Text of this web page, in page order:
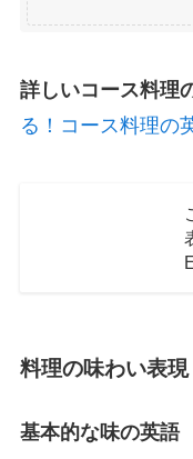
詳しいコース料理
る！コース料理の
料理の味わい表現
基本的な味の英語